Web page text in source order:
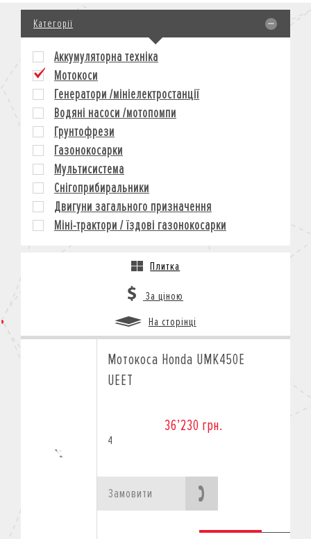
КРЕДИТ
СТРАХУВАННЯ
КОРПОРАТИВНИМ КЛІЄНТАМ
МОТОЦИКЛИ
КРЕДИТ
СТРАХУВАННЯ
КОРПОРАТИВНИМ КЛІЄНТАМ
Категорії
Аккумуляторна техніка
Мотокоси
Генератори /мініелектростанції
Водяні насоси /мотопомпи
Грунтофрези
Газонокосарки
Мультисистема
Снігоприбиральники
Двигуни загального призначення
Міні-трактори / їздові газонокосарки
Плитка
За ціною
На сторінці
Мотокоса Honda UMK450E
UEET
36’230 грн.
4
Замовити